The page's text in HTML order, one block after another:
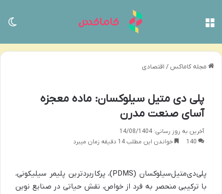
مجله کاماکس / اقتصادی
پلی دی متیل سیلوکسان: ماده معجزه
آسای صنعت مدرن
آخرین به روز رسانی: 14/08/1404
140
خواندن این مطلب 14 دقیقه زمان میبرد
پلی‌دی‌متیل‌سیلوکسان (PDMS)، پرکاربردترین پلیمر سیلیکونی،
با ترکیبی منحصر به فرد از خواص، نقش حیاتی در صنایع نوین